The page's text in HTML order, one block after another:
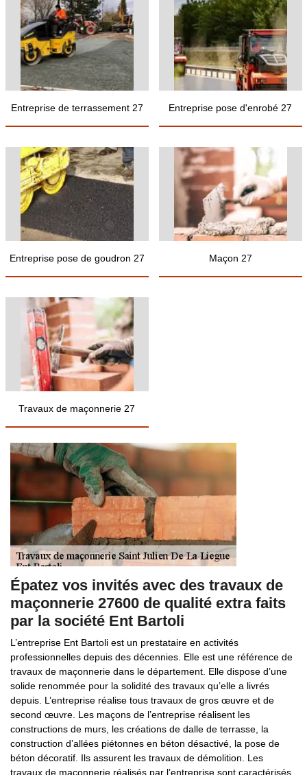
Entreprise de terrassement 27 Entreprise pose d'enrobé 27
Entreprise pose de goudron 27 Maçon 27
Travaux de maçonnerie 27
Épatez vos invités avec des travaux de
maçonnerie 27600 de qualité extra faits
par la société Ent Bartoli
L’entreprise Ent Bartoli est un prestataire en activités
professionnelles depuis des décennies. Elle est une référence de
travaux de maçonnerie dans le département. Elle dispose d’une
solide renommée pour la solidité des travaux qu’elle a livrés
depuis. L’entreprise réalise tous travaux de gros œuvre et de
second œuvre. Les maçons de l’entreprise réalisent les
constructions de murs, les créations de dalle de terrasse, la
construction d’allées piétonnes en béton désactivé, la pose de
béton décoratif. Ils assurent les travaux de démolition. Les
travaux de maçonnerie réalisés par l’entreprise sont caractérisés